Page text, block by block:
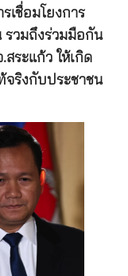
เชื่อมโยงการ
รวมถึงร่วมมือกัน
ระแก้ว ให้เกิด
จริงกับประชาชน